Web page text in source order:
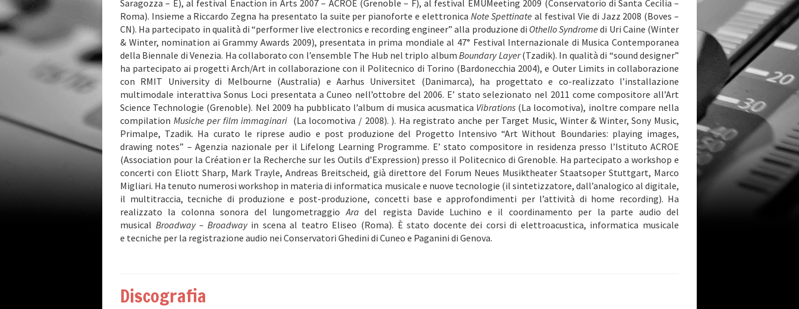
Saragozza – E), al festival Enaction in Arts 2007 – ACROE (Grenoble – F), al festival EMUMeeting 2009 (Conservatorio di Santa Cecilia –
Roma). Insieme a Riccardo Zegna ha presentato la suite per pianoforte e elettronica Note Spettinate al festival Vie di Jazz 2008 (Boves –
CN). Ha partecipato in qualità di “performer live electronics e recording engineer” alla produzione di Othello Syndrome di Uri Caine (Winter
& Winter, nomination ai Grammy Awards 2009), presentata in prima mondiale al 47° Festival Internazionale di Musica Contemporanea
della Biennale di Venezia. Ha collaborato con l’ensemble The Hub nel triplo albumBoundary Layer(Tzadik). In qualità di “sound designer”
ha partecipato ai progetti Arch/Art in collaborazione con il Politecnico di Torino (Bardonecchia 2004), e Outer Limits in collaborazione
con RMIT University di Melbourne (Australia) e Aarhus Universitet (Danimarca), ha progettato e co-realizzato l’installazione
multimodale interattiva Sonus Loci presentata a Cuneo nell’ottobre del 2006. E’ stato selezionato nel 2011 come compositore all’Art
Science Technologie (Grenoble). Nel 2009 ha pubblicato l’album di musica acusmatica Vibrations (La locomotiva), inoltre compare nella
compilation Musiche per film immaginari (La locomotiva / 2008). ). Ha registrato anche per Target Music, Winter & Winter, Sony Music,
Primalpe, Tzadik. Ha curato le riprese audio e post produzione del Progetto Intensivo “Art Without Boundaries: playing images,
drawing notes” – Agenzia nazionale per il Lifelong Learning Programme. E’ stato compositore in residenza presso l’Istituto ACROE
(Association pour la Création er la Recherche sur les Outils d’Expression) presso il Politecnico di Grenoble. Ha partecipato a workshop e
concerti con Eliott Sharp, Mark Trayle, Andreas Breitscheid, già direttore del Forum Neues Musiktheater Staatsoper Stuttgart, Marco
Migliari. Ha tenuto numerosi workshop in materia di informatica musicale e nuove tecnologie (il sintetizzatore, dall’analogico al digitale,
il multitraccia, tecniche di produzione e post-produzione, concetti base e approfondimenti per l’attività di home recording). Ha
realizzato la colonna sonora del lungometraggio Aradel regista Davide Luchino e il coordinamento per la parte audio del
musical Broadway – Broadwayin scena al teatro Eliseo (Roma). È stato docente dei corsi di elettroacustica, informatica musicale
e tecniche per la registrazione audio nei Conservatori Ghedini di Cuneo e Paganini di Genova.
Discografia